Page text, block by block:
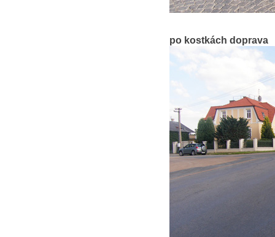
po kostkách doprava